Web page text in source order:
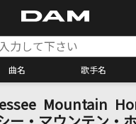
曲名 歌手名
カラオケ検索
Mountain